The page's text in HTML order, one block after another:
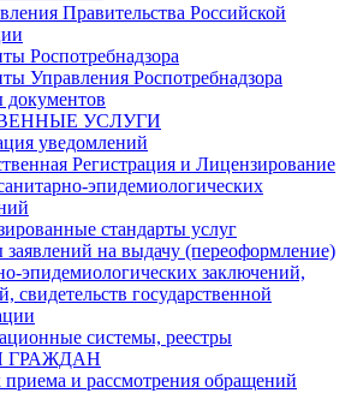
Правительства Российской
Роспотребнадзора
Управления Роспотребнадзора
документов
УСЛУГИ
уведомлений
Регистрация и Лицензирование
эпидемиологических
стандарты услуг
на выдачу (переоформление)
эпидемиологических заключений,
свидетельств государственной
системы, реестры
ГРАЖДАН
и рассмотрения обращений